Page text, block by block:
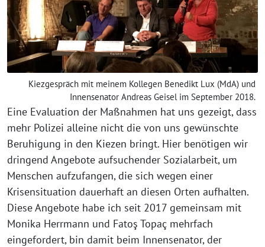
Kiezgespräch mit meinem Kollegen Benedikt Lux (MdA) und
Innensenator Andreas Geisel im September 2018.
Eine Evaluation der Maßnahmen hat uns gezeigt, dass
mehr Polizei alleine nicht die von uns gewünschte
Beruhigung in den Kiezen bringt. Hier benötigen wir
dringend Angebote aufsuchender Sozialarbeit, um
Menschen aufzufangen, die sich wegen einer
Krisensituation dauerhaft an diesen Orten aufhalten.
Diese Angebote habe ich seit 2017 gemeinsam mit
Monika Herrmann und Fatoş Topaç mehrfach
eingefordert, bin damit beim Innensenator, der